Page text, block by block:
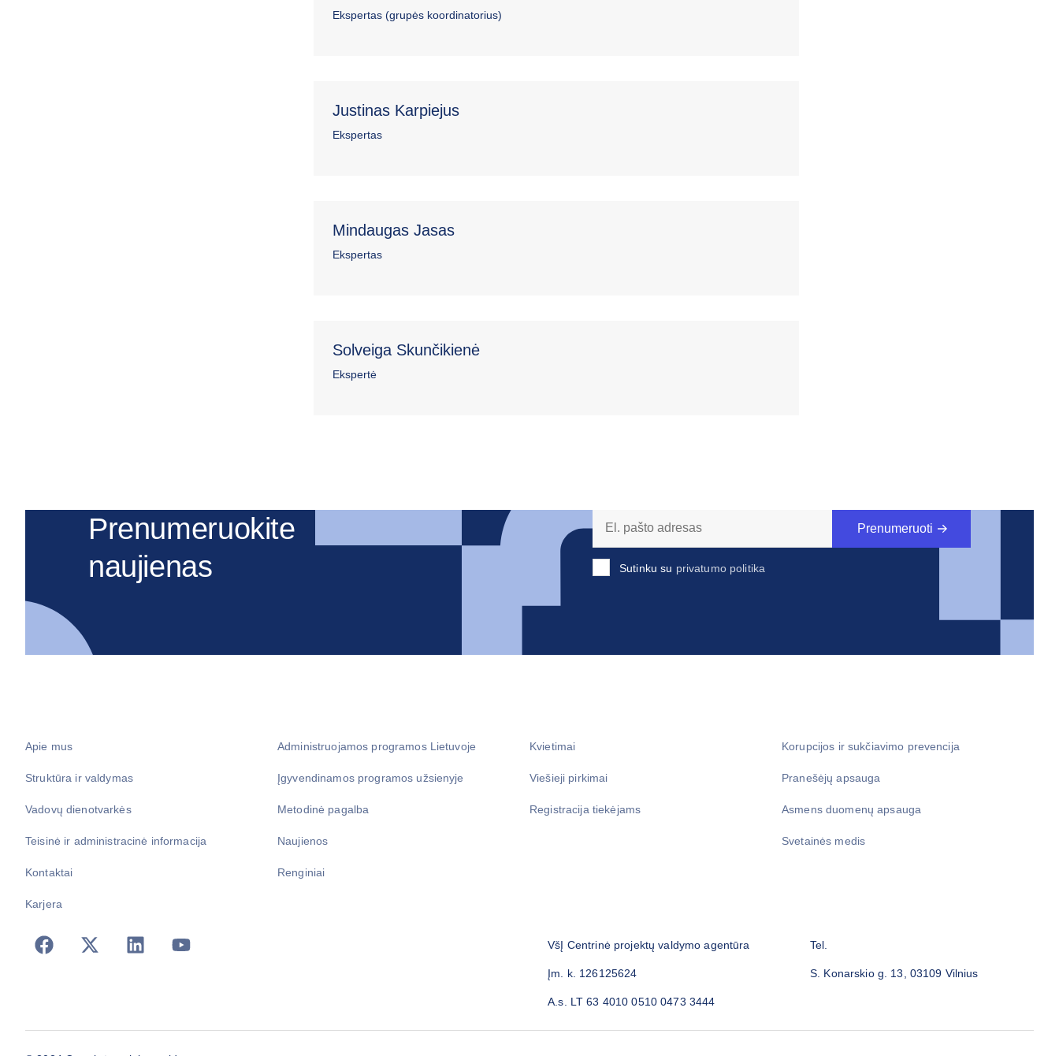
Ekspertas (grupės koordinatorius)
Justinas Karpiejus
Ekspertas
Mindaugas Jasas
Ekspertas
Solveiga Skunčikienė
Ekspertė
Prenumeruokite
naujienas
Sutinku su privatumo politika
Prenumeruoti
Apie mus
Struktūra ir valdymas
Vadovų dienotvarkės
Teisinė ir administracinė informacija
Kontaktai
Karjera
Administruojamos programos Lietuvoje
Įgyvendinamos programos užsienyje
Metodinė pagalba
Naujienos
Renginiai
Kvietimai
Viešieji pirkimai
Registracija tiekėjams
Korupcijos ir sukčiavimo prevencija
Pranešėjų apsauga
Asmens duomenų apsauga
Svetainės medis
VšĮ Centrinė projektų valdymo agentūra
Įm. k. 126125624
A.s. LT 63 4010 0510 0473 3444
Tel.
S. Konarskio g. 13, 03109 Vilnius